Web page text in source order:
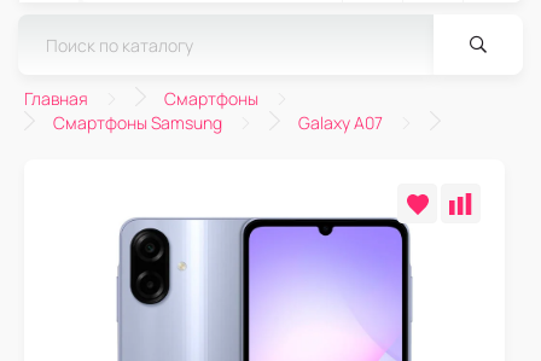
Главная
Смартфоны
Смартфоны Samsung
Galaxy A07